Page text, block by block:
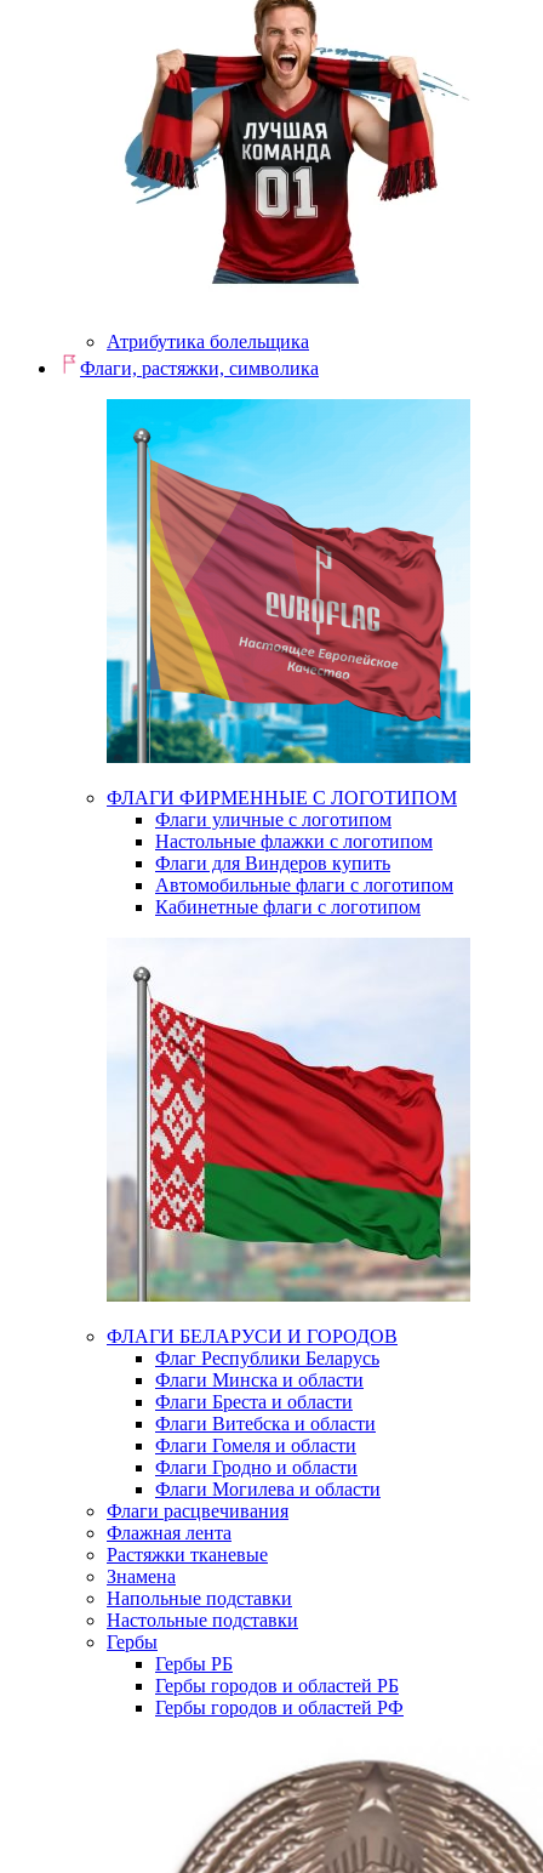
Атрибутика болельщика
Флаги, растяжки, символика
ФЛАГИ ФИРМЕННЫЕ С ЛОГОТИПОМ
Флаги уличные с логотипом
Настольные флажки с логотипом
Флаги для Виндеров купить
Автомобильные флаги с логотипом
Кабинетные флаги с логотипом
ФЛАГИ БЕЛАРУСИ И ГОРОДОВ
Флаг Республики Беларусь
Флаги Минска и области
Флаги Бреста и области
Флаги Витебска и области
Флаги Гомеля и области
Флаги Гродно и области
Флаги Могилева и области
Флаги расцвечивания
Флажная лента
Растяжки тканевые
Знамена
Напольные подставки
Настольные подставки
Гербы
Гербы РБ
Гербы городов и областей РБ
Гербы городов и областей РФ